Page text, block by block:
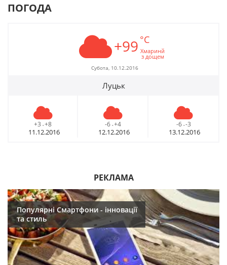
ПОГОДА
+99 °C
Хмаринй
з дощем
Субота, 10.12.2016
Луцьк
+3 - +8
11.12.2016
-6 - +4
12.12.2016
-6 - -3
13.12.2016
РЕКЛАМА
Популярні Смартфони - інновації
та стиль